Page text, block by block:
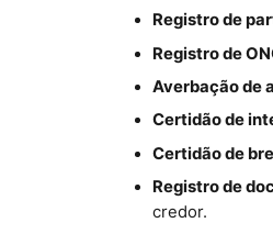
Registro de
Registro de
Averbação de
Certidão de
Certidão de
Registro de
credor.